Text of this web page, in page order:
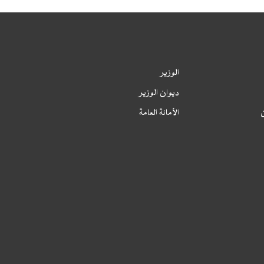
الوزير
ديوان الوزير
الأمانة العامة